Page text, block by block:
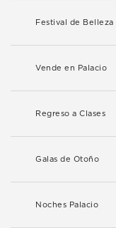
Festival de Belleza
Vende en Palacio
Regreso a Clases
Galas de Otoño
Noches Palacio